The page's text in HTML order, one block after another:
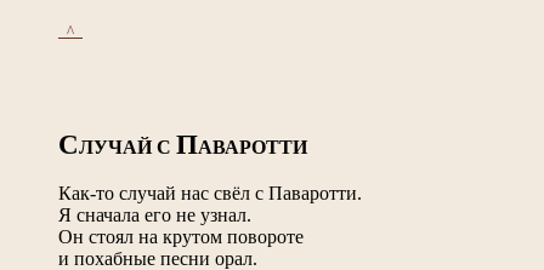
_^_
СЛУЧАЙ С ПАВАРОТТИ
Как-то случай нас свёл с Паваротти.
Я сначала его не узнал.
Он стоял на крутом повороте
и похабные песни орал.